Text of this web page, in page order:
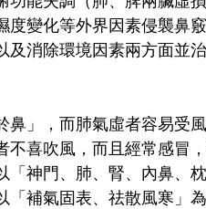
度變化等外界因素侵襲鼻
及消除環境因素兩方面並
鼻」，而肺氣虛者容易受
不喜吹風，而且經常感冒
「神門、肺、腎、內鼻、枕
「補氣固表、祛散風寒」